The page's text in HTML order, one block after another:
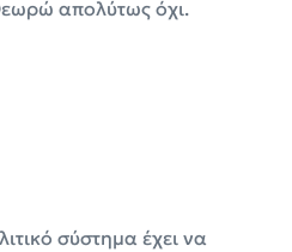
απολύτως όχι.
σύστημα έχει να